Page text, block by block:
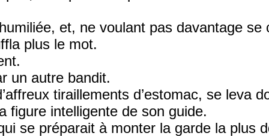
et, ne voulant pas davantage
plus le mot.
un autre bandit.
tiraillements d’estomac, se leva
figure intelligente de son guide.
se préparait à monter la garde la plus